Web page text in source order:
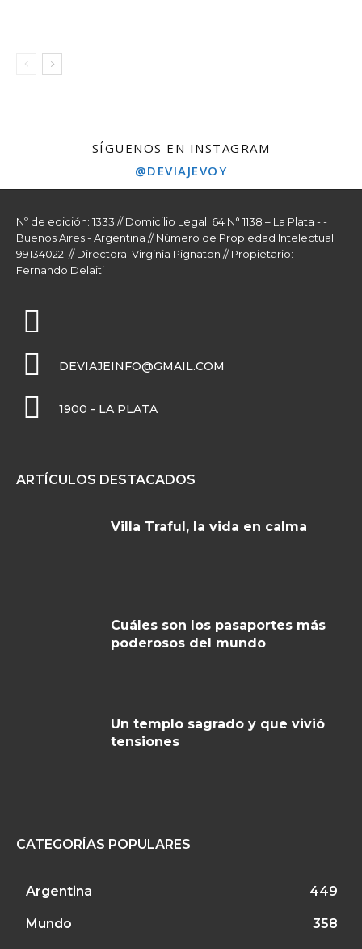
SÍGUENOS EN INSTAGRAM
@DEVIAJEVOY
Nº de edición: 1333 // Domicilio Legal: 64 N° 1138 – La Plata - -
Buenos Aires - Argentina // Número de Propiedad Intelectual:
99134022. // Directora: Virginia Pignaton // Propietario:
Fernando Delaiti
DEVIAJEINFO@GMAIL.COM
1900 - LA PLATA
ARTÍCULOS DESTACADOS
Villa Traful, la vida en calma
Cuáles son los pasaportes más
poderosos del mundo
Un templo sagrado y que vivió
tensiones
CATEGORÍAS POPULARES
Argentina 449
Mundo 358